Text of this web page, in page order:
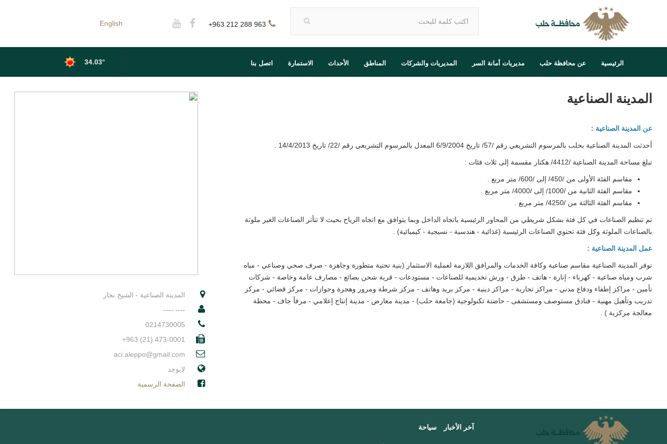
+963 212 288 963
English
الرئيسية عن محافظة حلب مديريات أمانة السر المديريات والشركات المناطق الأحداث الاستمارة اتصل بنا 34.03°
المدينة الصناعية
عن المدينة الصناعية :
أحدثت المدينة الصناعية بحلب بالمرسوم التشريعي رقم /57/ تاريخ 6/9/2004 المعدل بالمرسوم التشريعي رقم /22/ تاريخ 14/4/2013 .
تبلغ مساحة المدينة الصناعية /4412/ هكتار مقسمة إلى ثلاث فئات :
مقاسم الفئة الأولى من /450/ إلى /600/ متر مربع .
مقاسم الفئة الثانية من /1000/ إلى /4000/ متر مربع .
مقاسم الفئة الثالثة من /4250/ متر مربع .
تم تنظيم الصناعات في كل فئة بشكل شريطي من المحاور الرئيسية باتجاه الداخل وبما يتوافق مع اتجاه الرياح بحيث لا تتأثر الصناعات الغير ملوثة
بالصناعات الملوثة وكل فئة تحتوي الصناعات الرئيسية (غذائية - هندسية - نسيجية - كيميائية) .
عمل المدينة الصناعية :
توفر المدينة الصناعية مقاسم صناعية وكافة الخدمات والمرافق اللازمة لعملية الاستثمار (بنية تحتية متطورة وجاهزة - صرف صحي وصناعي - مياه
شرب ومياه صناعية - كهرباء - إنارة - هاتف - طرق - ورش تخديمية للصناعات - مستودعات - قرية شحن بضائع - مصارف عامة وخاصة - شركات
تأمين - مراكز إطفاء ودفاع مدني - مراكز تجارية - مراكز دينية - مركز بريد وهاتف - مركز شرطة ومرور وهجرة وجوازات - مركز قضائي - مركز
تدريب وتأهيل مهنية - فنادق مستوصف ومستشفى - حاضنة تكنولوجية (جامعة حلب) - مدينة معارض - مدينة إنتاج إعلامي - مرفأ جاف - محطة
معالجة مركزية ) .
المدينة الصناعية - الشيخ نجار
---- ----
0214730005
+963 (21) 473-0001
aci.aleppo@gmail.com
لايوجد
الصفحة الرسمية
آخر الأخبار سياحة